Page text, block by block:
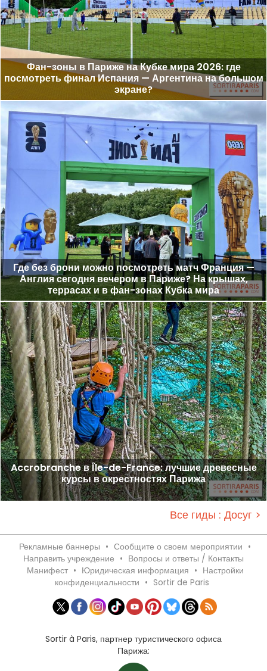
Фан-зоны в Париже на Кубке мира 2026: где
посмотреть финал Испания — Аргентина на большом
экране?
Где без брони можно посмотреть матч Франция —
Англия сегодня вечером в Париже? На крышах,
террасах и в фан-зонах Кубка мира
Accrobranche в Île-de-France: лучшие древесные
курсы в окрестностях Парижа
Все гиды : Досуг >
Рекламные баннеры • Сообщите о своем мероприятии •
Направить учреждение • Вопросы и ответы / Контакты
Манифест • Юридическая информация • Настройки
конфиденциальности • Sortir de Paris
Sortir à Paris, партнер туристического офиса
Парижа: